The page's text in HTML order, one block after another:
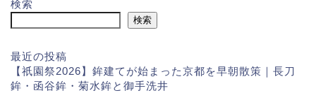
検索
検索
最近の投稿
【祇園祭2026】鉾建てが始まった京都を早朝散策｜長刀
鉾・函谷鉾・菊水鉾と御手洗井